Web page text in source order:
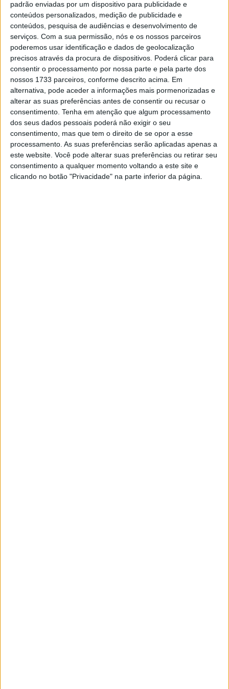
padrão enviadas por um dispositivo para publicidade e
conteúdos personalizados, medição de publicidade e
conteúdos, pesquisa de audiências e desenvolvimento de
serviços. Com a sua permissão, nós e os nossos parceiros
poderemos usar identificação e dados de geolocalização
precisos através da procura de dispositivos. Poderá clicar para
consentir o processamento por nossa parte e pela parte dos
nossos 1733 parceiros, conforme descrito acima. Em
alternativa, pode aceder a informações mais pormenorizadas e
alterar as suas preferências antes de consentir ou recusar o
consentimento. Tenha em atenção que algum processamento
dos seus dados pessoais poderá não exigir o seu
consentimento, mas que tem o direito de se opor a esse
processamento. As suas preferências serão aplicadas apenas a
este website. Você pode alterar suas preferências ou retirar seu
consentimento a qualquer momento voltando a este site e
clicando no botão "Privacidade" na parte inferior da página.
Partindo de P23, Gardner ultrapassou imediatamente
Lorenzo Savadori e ganhou mais duas posições na
primeira volta devido a uma colisão entre Alex Marquez e
Joan Mir. Outras quedas de Pedro Acosta, Augusto
Fernandez e Maverick Vinales fizeram com que o
australiano chegasse ao 17º lugar, embora tenha sido
uma corrida solitária. Gardner utilizou as 24 voltas para
se concentrar na recolha de dados úteis para a sede da
Yamaha Motor Co., Ltd. em Iwata e recebeu a bandeira
axadrezada em 17º lugar, a 59,547s do primeiro.
A Equipa de Testes da Yamaha Factory Racing beneficiou
do facto de ter feito uma corrida completa em condições
de piso seco. Os engenheiros da Yamaha vão analisar